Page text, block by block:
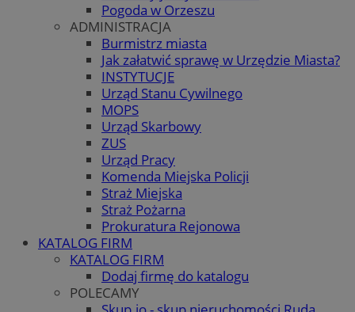
Pogoda w Orzeszu
ADMINISTRACJA
Burmistrz miasta
Jak załatwić sprawę w Urzędzie Miasta?
INSTYTUCJE
Urząd Stanu Cywilnego
MOPS
Urząd Skarbowy
ZUS
Urząd Pracy
Komenda Miejska Policji
Straż Miejska
Straż Pożarna
Prokuratura Rejonowa
KATALOG FIRM
KATALOG FIRM
Dodaj firmę do katalogu
POLECAMY